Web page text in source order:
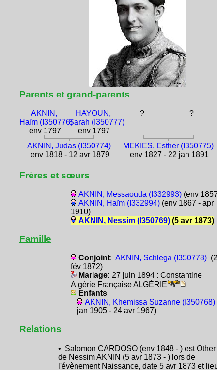
Parents et grand-parents
AKNIN,
Haïm (I350776)
env 1797
HAYOUN,
Sarah (I350777)
env 1797
? ?
AKNIN, Judas (I350774)
env 1818 - 12 avr 1879
MEKIES, Esther (I350775)
env 1827 - 22 jan 1891
Frères et sœurs
AKNIN, Messaouda (I332993)(env
AKNIN, Haïm (I332994)(env 1867 - apr
1910)
AKNIN, Nessim (I350769)(5 avr 1873)
Famille
Conjoint: AKNIN, Schlega (I350778)
fév 1872)
Mariage: 27 juin 1894 : Constantine
Algérie Française ALGÉRIE
Enfants:
AKNIN, Khemissa Suzanne (I350768)
jan 1905 - 24 avr 1967)
Relations
• Salomon CARDOSO (env 1848 - ) est Other
de Nessim AKNIN (5 avr 1873 - ) lors de
l'évènement Naissance, date 5 avr 1873 et